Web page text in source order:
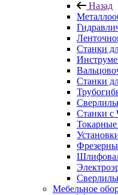
Назад
Станки
Станки
Станки с
Токарные
Мебельное